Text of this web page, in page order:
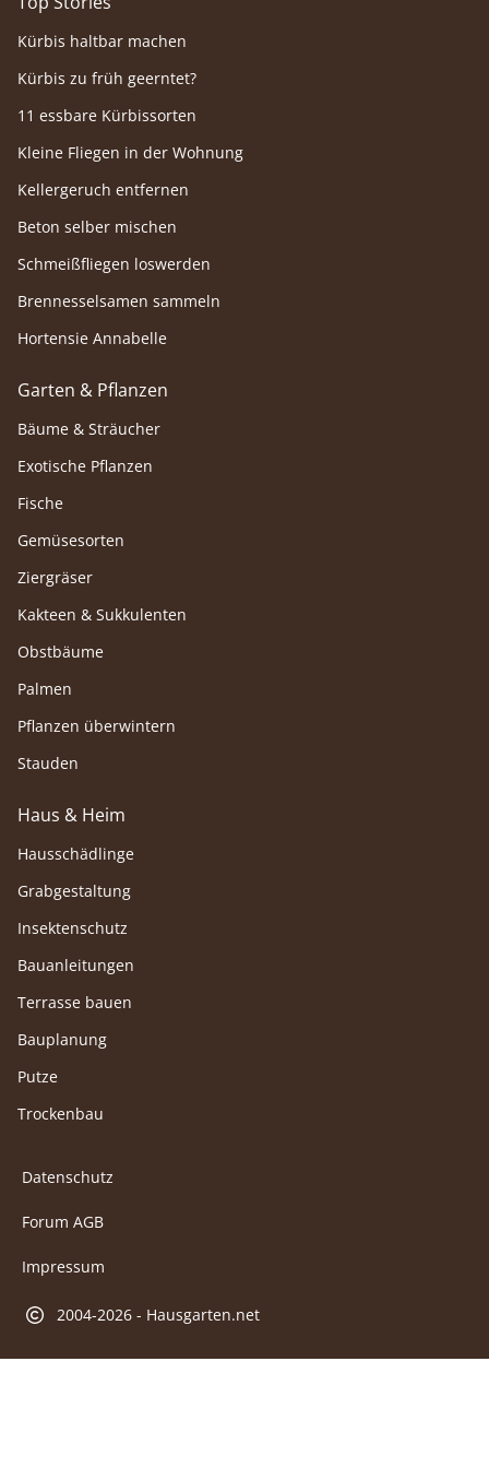
Kürbis haltbar machen
Kürbis zu früh geerntet?
11 essbare Kürbissorten
Kleine Fliegen in der Wohnung
Kellergeruch entfernen
Beton selber mischen
Schmeißfliegen loswerden
Brennesselsamen sammeln
Hortensie Annabelle
Garten & Pflanzen
Bäume & Sträucher
Exotische Pflanzen
Fische
Gemüsesorten
Ziergräser
Kakteen & Sukkulenten
Obstbäume
Palmen
Pflanzen überwintern
Stauden
Haus & Heim
Hausschädlinge
Grabgestaltung
Insektenschutz
Bauanleitungen
Terrasse bauen
Bauplanung
Putze
Trockenbau
Datenschutz
Forum AGB
Impressum
2004-2026 - Hausgarten.net